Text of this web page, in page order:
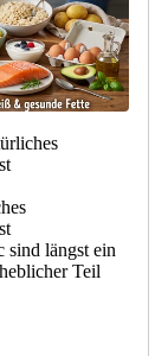
sind längst ein
Teil